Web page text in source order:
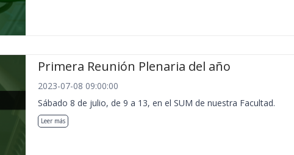
Primera Reunión Plenaria del año
2023-07-08 09:00:00
Sábado 8 de julio, de 9 a 13, en el SUM de nuestra Facultad.
Leer más